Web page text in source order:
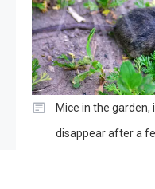
Mice in the garden,
disappear after a